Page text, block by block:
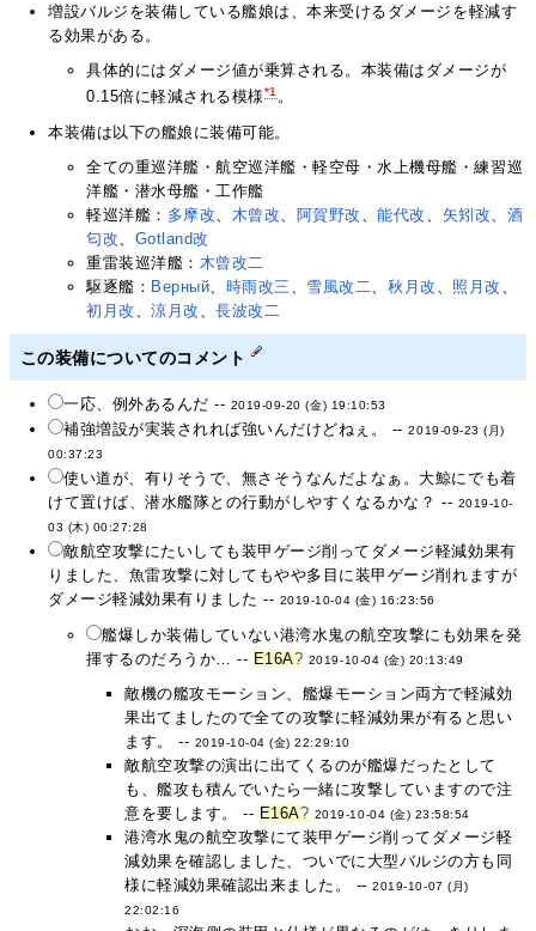
増設バルジを装備している艦娘は、本来受けるダメージを軽減す
る効果がある。
具体的にはダメージ値が乗算される。本装備はダメージが
0.15倍に軽減される模様*1。
本装備は以下の艦娘に装備可能。
全ての重巡洋艦・航空巡洋艦・軽空母・水上機母艦・練習巡
洋艦・潜水母艦・工作艦
軽巡洋艦： 多摩改 木曾改 阿賀野改 、能代改 矢矧改
酒
匂改
Gotland改
重雷装巡洋艦： 木曾改二
駆逐艦： Верный 時雨改三 雪風改二 秋月改 照月改
初月改
、涼月改 、長波改二
この装備についてのコメント
一応、例外あるんだ -- 2019-09-20 (金) 19:10:53
補強増設が実装されれば強いんだけどねぇ。 --2019-09-23 (月)
00:37:23
使い道が、有りそうで、無さそうなんだよなぁ。大鯨にでも着
けて置けば、潜水艦隊との行動がしやすくなるかな？ -- 2019-10-
03 (木) 00:27:28
敵航空攻撃にたいしても装甲ゲージ削ってダメージ軽減効果有
りました、魚雷攻撃に対してもやや多目に装甲ゲージ削れますが
ダメージ軽減効果有りました -- 2019-10-04 (金) 16:23:56
艦爆しか装備していない港湾水鬼の航空攻撃にも効果を発
揮するのだろうか… -- E16A? 2019-10-04 (金) 20:13:49
敵機の艦攻モーション、艦爆モーション両方で軽減効
果出てましたので全ての攻撃に軽減効果が有ると思い
ます。 -- 2019-10-04 (金) 22:29:10
敵航空攻撃の演出に出てくるのが艦爆だったとして
も、艦攻も積んでいたら一緒に攻撃していますので注
意を要します。 -- E16A? 2019-10-04 (金) 23:58:54
港湾水鬼の航空攻撃にて装甲ゲージ削ってダメージ軽
減効果を確認しました、ついでに大型バルジの方も同
様に軽減効果確認出来ました。 --2019-10-07 (月)
22:02:16